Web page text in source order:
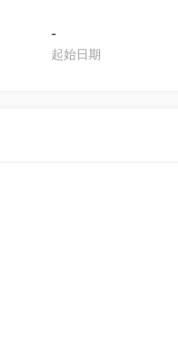
-
起始日期